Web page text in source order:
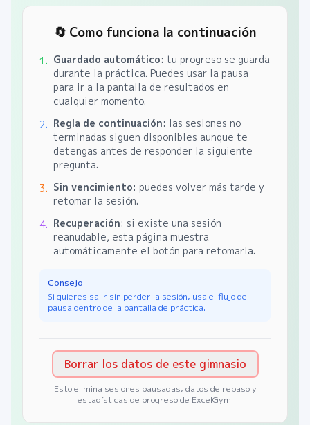
🔄 Como funciona la continuación
1. Guardado automático: tu progreso se guarda
durante la práctica. Puedes usar la pausa
para ir a la pantalla de resultados en
cualquier momento.
2. Regla de continuación: las sesiones no
terminadas siguen disponibles aunque te
detengas antes de responder la siguiente
pregunta.
3. Sin vencimiento: puedes volver más tarde y
retomar la sesión.
4. Recuperación: si existe una sesión
reanudable, esta página muestra
automáticamente el botón para retomarla.
Consejo
Si quieres salir sin perder la sesión, usa el flujo de
pausa dentro de la pantalla de práctica.
Borrar los datos de este gimnasio
Esto elimina sesiones pausadas, datos de repaso y
estadísticas de progreso de ExcelGym.